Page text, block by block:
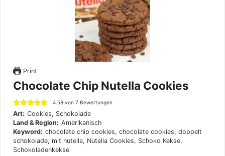
Print
Chocolate Chip Nutella Cookies
4.58 von7 Bewertungen
Art: Cookies, Schokolade
Land & Region: Amerikanisch
Keyword: chocolate chip cookies, chocolate cookies, doppelt
schokolade, mit nutella, Nutella Cookies, Schoko Kekse,
Schokoladenkekse